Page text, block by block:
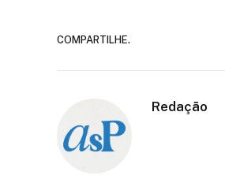
COMPARTILHE.
Redação